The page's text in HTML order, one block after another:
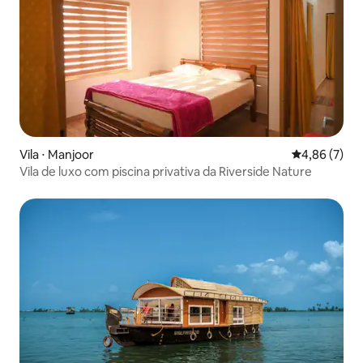
Vila ⋅ Manjoor 4,86 de uma
4,86 (7)
Vila de luxo com piscina privativa da Riverside Nature